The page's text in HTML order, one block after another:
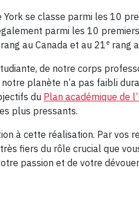
se classe parmi les 10
parmi les 10
au Canada et au 21e rang
de notre corps
planète n’a pas faibli
du Plan académique de
plus pressants.
à cette réalisation. Par vos
fiers du rôle crucial que
passion et de votre